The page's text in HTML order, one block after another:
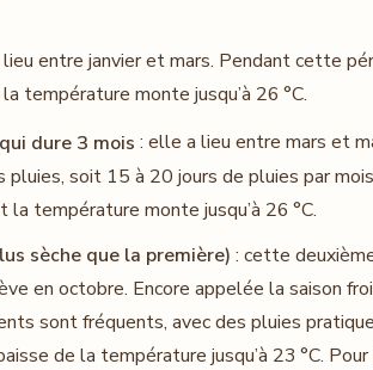
entre janvier et mars. Pendant cette
température monte jusqu’à 26 °C.
dure 3 mois : elle a lieu entre mars et
pluies, soit 15 à 20 jours de pluies par
température monte jusqu’à 26 °C.
sèche que la première) : cette
en octobre. Encore appelée la saison
sont fréquents, avec des pluies
de la température jusqu’à 23 °C.